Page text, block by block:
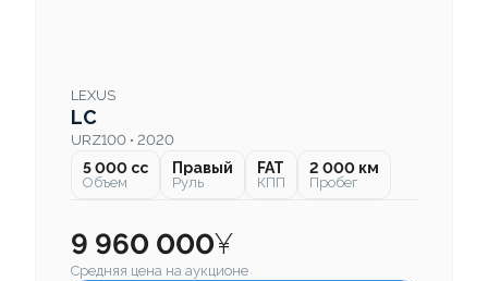
LEXUS
LC
URZ100 • 2020
5 000 cc
Объем
Правый
Руль
FAT
КПП
2 000 км
Пробег
9 960 000¥
Средняя цена на аукционе